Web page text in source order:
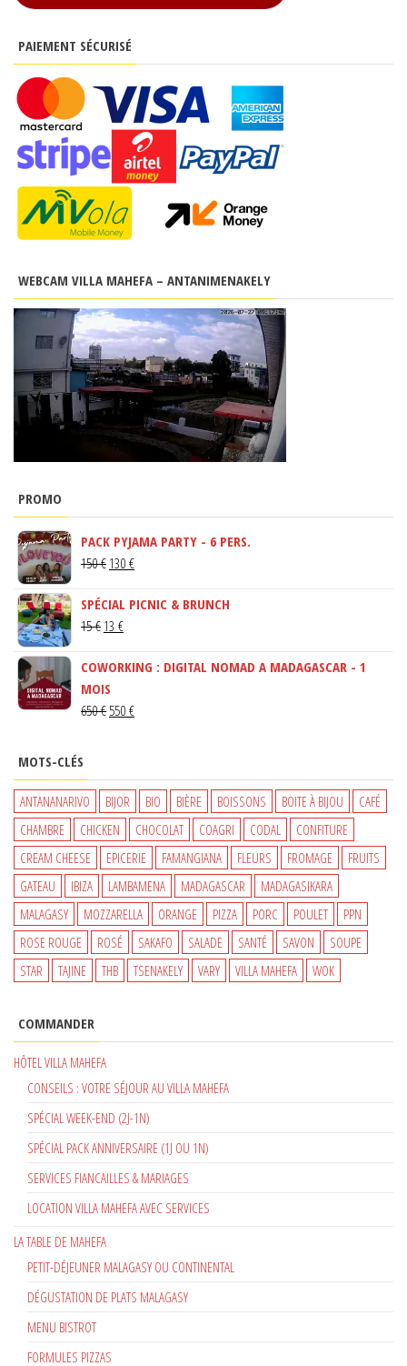
PAIEMENT SÉCURISÉ
WEBCAM VILLA MAHEFA – ANTANIMENAKELY
PROMO
PACK PYJAMA PARTY - 6 PERS.
150€ LE
INITIAL
ÉTAIT :
130 €LE
ACTUEL
SPÉCIAL PICNIC & BRUNCH
15€ LE
INITIAL
ÉTAIT :
15 €.
13 €LE
ACTUEL
13 €.
COWORKING : DIGITAL NOMAD A MADAGASCAR - 1
MOIS
650€ LE
650 €.
550 €LE
550 €.
MOTS-CLÉS
ANTANANARIVO BIJOR BIO BIÈRE BOISSONS BOITE À BIJOU
CAFÉ
CHAMBRE
CHICKEN CHOCOLAT COAGRI CODAL
CONFITURE
CREAM CHEESE
EPICERIE FAMANGIANA FLEURS FROMAGE
FRUITS
GATEAU
IBIZA LAMBAMENA MADAGASCAR
MADAGASIKARA
MALAGASY
MOZZARELLA ORANGE PIZZA PORC POULET
PPN
ROSE ROUGE
ROSÉ SAKAFO SALADE SANTÉ SAVON
SOUPE
STAR
TAJINE THB TSENAKELY VARY VILLA MAHEFA WOK
COMMANDER
HÔTEL VILLA MAHEFA
CONSEILS : VOTRE SÉJOUR AU VILLA MAHEFA
SPÉCIAL WEEK-END (2J-1N)
SPÉCIAL PACK ANNIVERSAIRE (1J OU 1N)
SERVICES FIANCAILLES & MARIAGES
LOCATION VILLA MAHEFA AVEC SERVICES
LA TABLE DE MAHEFA
PETIT-DÉJEUNER MALAGASY OU CONTINENTAL
DÉGUSTATION DE PLATS MALAGASY
MENU BISTROT
FORMULES PIZZAS